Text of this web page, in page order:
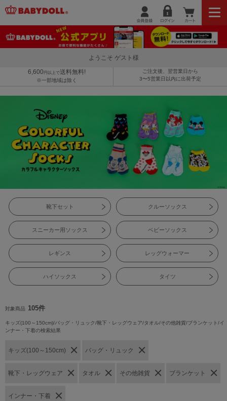
ようこそ ゲスト様
6,600 円以上で送料無料!
※一部地域は除く
ご注文後、翌営業日から
3〜5営業日以内に出荷予定
靴下セット クルーソックス
スニーカー用ソックス ベビーソックス
レギンス レッグウォーマー
ハイソックス タイツ
対象商品 105件
キッズ(100～150cm)/バッグ・リュック/靴下・レッグウェア/タオル/その他雑貨/ブランケット/イ
ンナー・下着の検索結果
キッズ(100～150cm) バッグ・リュック
靴下・レッグウェア タオル その他雑貨 ブランケット
インナー・下着